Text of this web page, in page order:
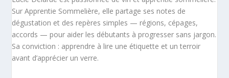
Sur Apprentie Sommelière, elle partage ses notes de
dégustation et des repères simples — régions, cépages,
accords — pour aider les débutants à progresser sans jargon.
Sa conviction : apprendre à lire une étiquette et un terroir
avant d’apprécier un verre.